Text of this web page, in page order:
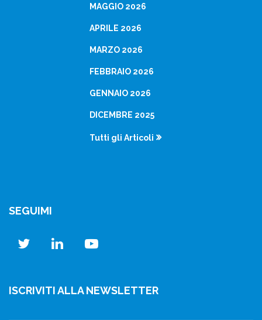
MAGGIO 2026
APRILE 2026
MARZO 2026
FEBBRAIO 2026
GENNAIO 2026
DICEMBRE 2025
Tutti gli Articoli
SEGUIMI
twitterlinkedinyoutube
ISCRIVITI ALLA NEWSLETTER